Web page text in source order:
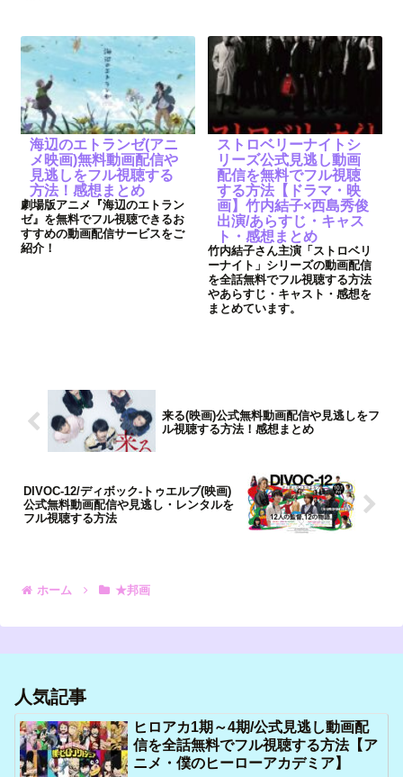
海辺のエトランゼ(アニ
メ映画)無料動画配信や
見逃しをフル視聴する
方法！感想まとめ
劇場版アニメ『海辺のエトラン
ゼ』を無料でフル視聴できるお
すすめの動画配信サービスをご
紹介！
ストロベリーナイトシ
リーズ公式見逃し動画
配信を無料でフル視聴
する方法【ドラマ・映
画】竹内結子×西島秀俊
出演/あらすじ・キャス
ト・感想まとめ
竹内結子さん主演「ストロベリ
ーナイト」シリーズの動画配信
を全話無料でフル視聴する方法
やあらすじ・キャスト・感想を
まとめています。
来る(映画)公式無料動画配信や見逃しをフ
ル視聴する方法！感想まとめ
DIVOC-12/ディボック‐トゥエルブ(映画)
公式無料動画配信や見逃し・レンタルを
フル視聴する方法
ホーム ★邦画
人気記事
ヒロアカ1期～4期/公式見逃し動画配
信を全話無料でフル視聴する方法【ア
ニメ・僕のヒーローアカデミア】